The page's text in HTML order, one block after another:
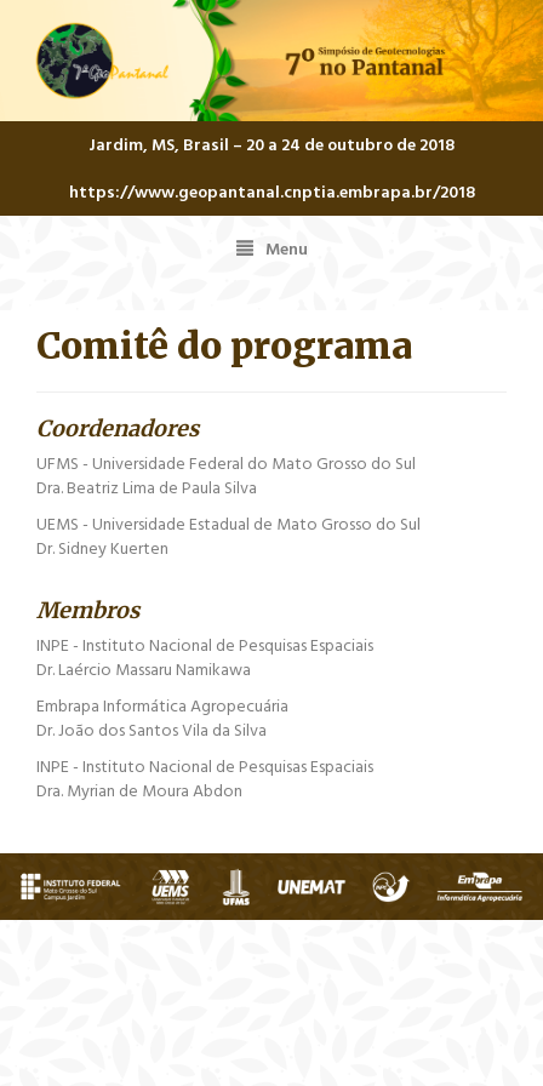
Jardim, MS, Brasil – 20 a 24 de outubro de 2018
https://www.geopantanal.cnptia.embrapa.br/2018
MenuMenu
Comitê do programa
Coordenadores
UFMS - Universidade Federal do Mato Grosso do Sul
Dra. Beatriz Lima de Paula Silva
UEMS - Universidade Estadual de Mato Grosso do Sul
Dr. Sidney Kuerten
Membros
INPE - Instituto Nacional de Pesquisas Espaciais
Dr. Laércio Massaru Namikawa
Embrapa Informática Agropecuária
Dr. João dos Santos Vila da Silva
INPE - Instituto Nacional de Pesquisas Espaciais
Dra. Myrian de Moura Abdon